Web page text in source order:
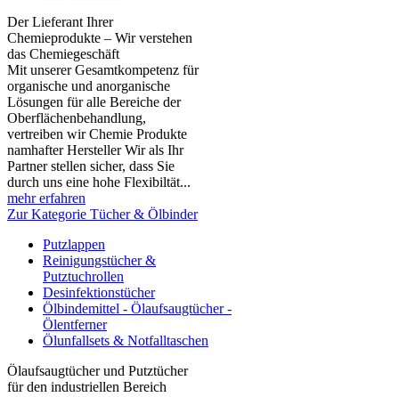
Der Lieferant Ihrer
Chemieprodukte – Wir verstehen
das Chemiegeschäft
Mit unserer Gesamtkompetenz für
organische und anorganische
Lösungen für alle Bereiche der
Oberflächenbehandlung,
vertreiben wir Chemie Produkte
namhafter Hersteller Wir als Ihr
Partner stellen sicher, dass Sie
durch uns eine hohe Flexibiltät...
mehr erfahren
Zur Kategorie Tücher & Ölbinder
Putzlappen
Reinigungstücher &
Putztuchrollen
Desinfektionstücher
Ölbindemittel - Ölaufsaugtücher -
Ölentferner
Ölunfallsets & Notfalltaschen
Ölaufsaugtücher und Putztücher
für den industriellen Bereich